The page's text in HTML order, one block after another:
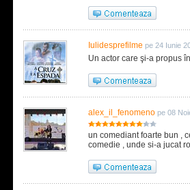
Iulidesprefilme pe 24 Iunie
Un actor care şi-a propus
alex_il_fenomeno pe 08
un comediant foarte bun ,
comedie , unde si-a jucat